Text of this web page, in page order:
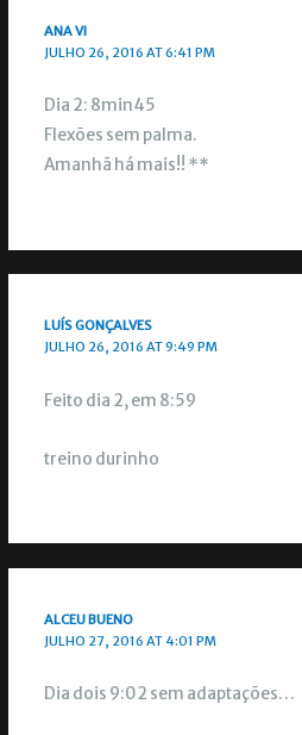
ANA VI
JULHO 26, 2016 AT 6:41 PM
Dia 2: 8min45
Flexões sem palma.
Amanhã há mais!! **
LUÍS GONÇALVES
JULHO 26, 2016 AT 9:49 PM
Feito dia 2, em 8:59
treino durinho
ALCEU BUENO
JULHO 27, 2016 AT 4:01 PM
Dia dois 9:02 sem adaptações…